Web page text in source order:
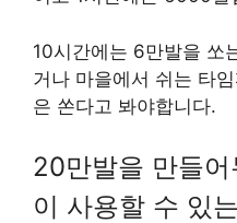
10시간에는 6만발을 쏘
거나 마을에서 쉬는 타
은 쏜다고 봐야합니다.
20만발을 만들
이 사용할 수 있